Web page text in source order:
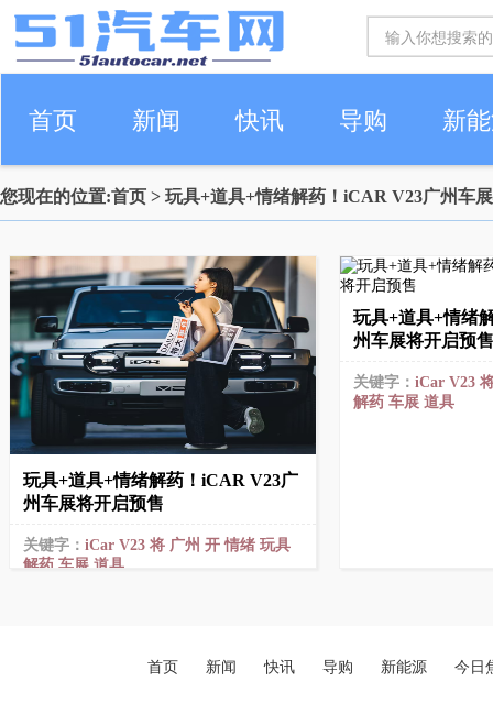
首页 新闻 快讯 导购 新
车生活
您现在的位置:首页 > 玩具+道具+情绪解药！iCAR V23广州车
玩具+道具+情绪解药！iCAR V23广
州车展将开启预售
关键字： iCar V23 将 广州 开 情绪 玩具
解药 车展 道具
玩具+道具+情绪
州车展将开启预售
关键字： iCar V23
解药 车展 道具
首页 新闻 快讯 导购 新能源 今日